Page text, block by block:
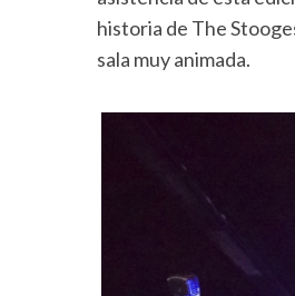
historia de The
sala muy animada.